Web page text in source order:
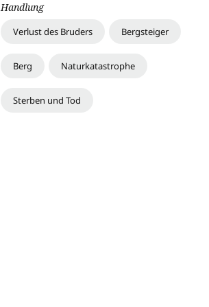
Handlung
Verlust des Bruders Bergsteiger
Berg Naturkatastrophe
Sterben und Tod